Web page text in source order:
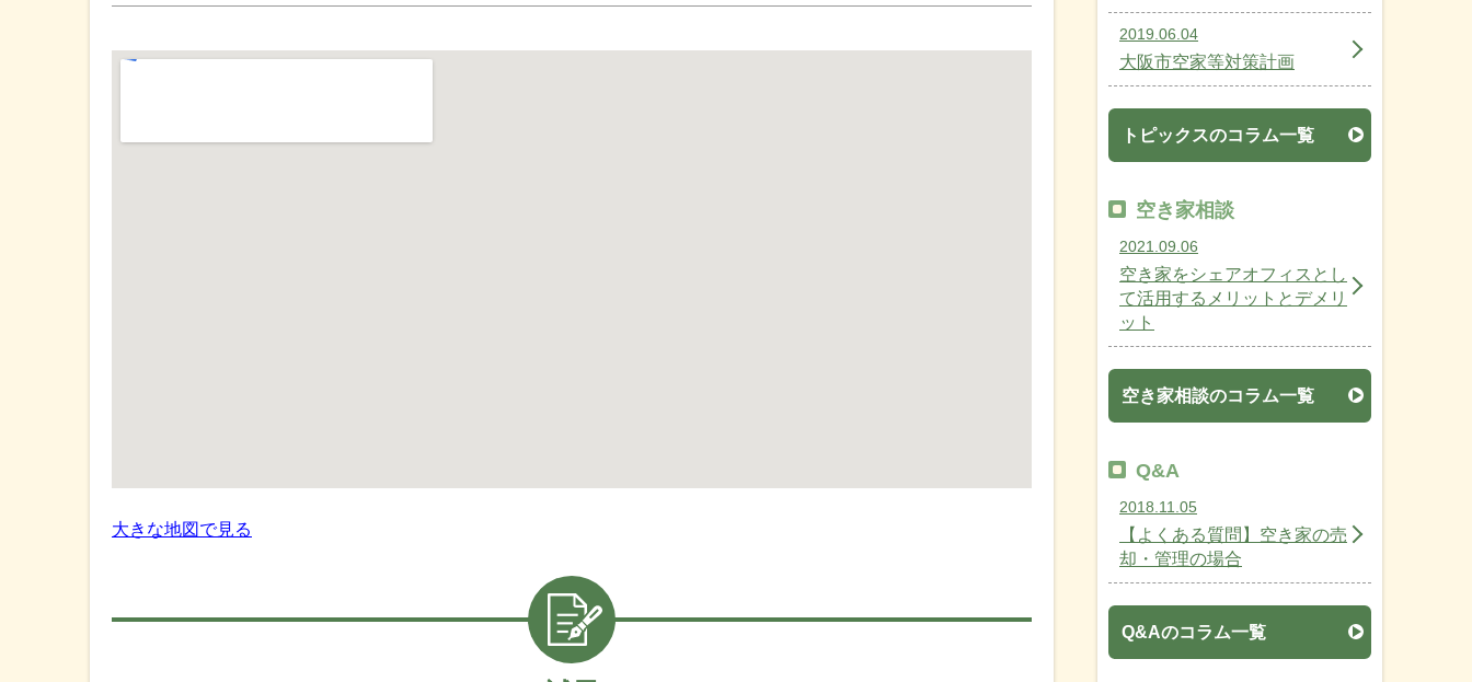
大きな地図で見る
2019.06.04
大阪市空家等対策計画
トピックスのコラム一覧
空き家相談
2021.09.06
空き家をシェアオフィスとし
て活用するメリットとデメリ
ット
空き家相談のコラム一覧
Q&A
2018.11.05
【よくある質問】空き家の売
却・管理の場合
Q&Aのコラム一覧